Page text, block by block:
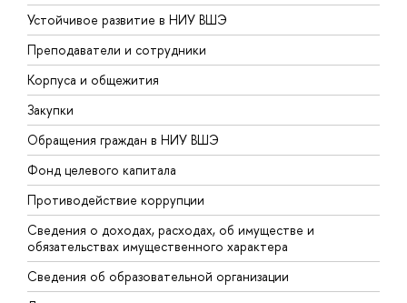
Устойчивое развитие в НИУ ВШЭ
Преподаватели и сотрудники
Корпуса и общежития
Закупки
Обращения граждан в НИУ ВШЭ
Фонд целевого капитала
Противодействие коррупции
Сведения о доходах, расходах, об имуществе и
обязательствах имущественного характера
Сведения об образовательной организации